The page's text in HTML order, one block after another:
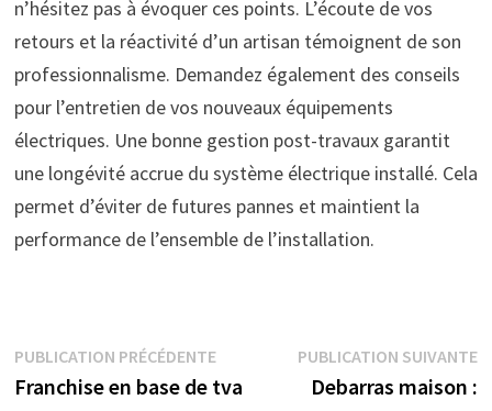
n’hésitez pas à évoquer ces points. L’écoute de vos
retours et la réactivité d’un artisan témoignent de son
professionnalisme. Demandez également des conseils
pour l’entretien de vos nouveaux équipements
électriques. Une bonne gestion post-travaux garantit
une longévité accrue du système électrique installé. Cela
permet d’éviter de futures pannes et maintient la
performance de l’ensemble de l’installation.
Navigation
de
PUBLICATION PRÉCÉDENTEPublication
précédente :
Franchise en base de tva
PUBLICATION SUIVANTE
Debarras maison :